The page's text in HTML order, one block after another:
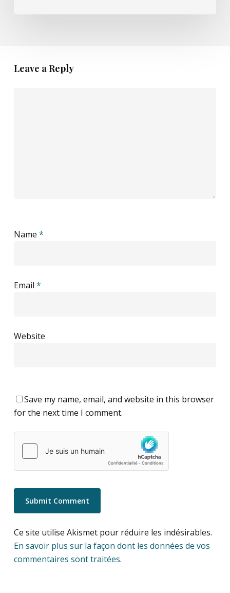
Leave a Reply
Name *
Email *
Website
Save my name, email, and website in this browser
for the next time I comment.
Ce site utilise Akismet pour réduire les indésirables.
En savoir plus sur la façon dont les données de vos
commentaires sont traitées.